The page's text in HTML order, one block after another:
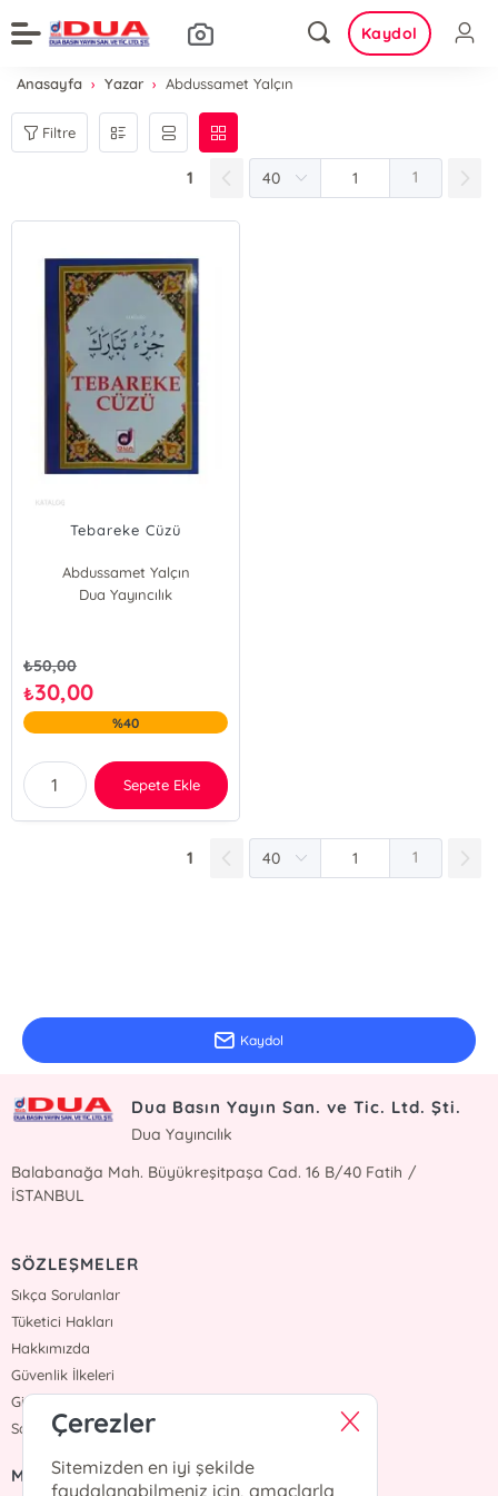
Kaydol
Anasayfa Yazar Abdussamet Yalçın
Filtre
1 1
Tebareke Cüzü
Abdussamet Yalçın
Dua Yayıncılık
₺50,00
₺30,00
%40
Sepete Ekle
1 1
Kaydol
Dua Basın Yayın San. ve Tic. Ltd. Şti.
Dua Yayıncılık
Balabanağa Mah. Büyükreşitpaşa Cad. 16 B/40 Fatih /
İSTANBUL
SÖZLEŞMELER
Sıkça Sorulanlar
Tüketici Hakları
Hakkımızda
Güvenlik İlkeleri
Gizlilik İlkesi
Satış Sözleşmesi
MENÜ
Çerezler
Sitemizden en iyi şekilde
faydalanabilmeniz için, amaçlarla